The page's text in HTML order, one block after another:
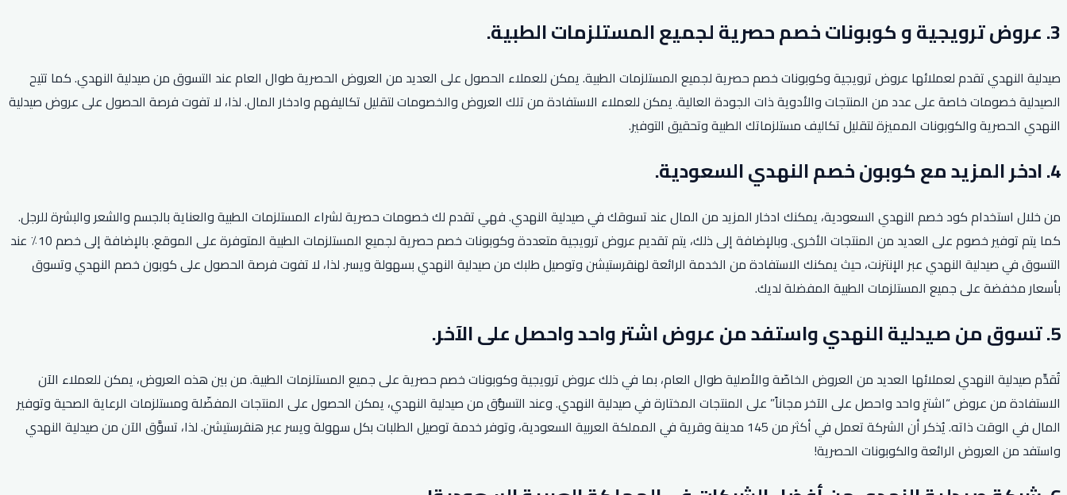
3. عروض ترويجية و كوبونات خصم حصرية لجميع المستلزمات الطبية.
صيدلية النهدي تقدم لعملائها عروض ترويجية وكوبونات خصم حصرية لجميع المستلزمات الطبية. يمكن للعملاء الحصول على العديد من العروض الحصرية طوال العام عند التسوق من صيدلية النهدي. كما تتيح
الصيدلية خصومات خاصة على عدد من المنتجات والأدوية ذات الجودة العالية. يمكن للعملاء الاستفادة من تلك العروض والخصومات لتقليل تكاليفهم وادخار المال. لذا، لا تفوت فرصة الحصول على عروض صيدلية
النهدي الحصرية والكوبونات المميزة لتقليل تكاليف مستلزماتك الطبية وتحقيق التوفير.
4. ادخر المزيد مع كوبون خصم النهدي السعودية.
من خلال استخدام كود خصم النهدي السعودية، يمكنك ادخار المزيد من المال عند تسوقك في صيدلية النهدي. فهي تقدم لك خصومات حصرية لشراء المستلزمات الطبية والعناية بالجسم والشعر والبشرة للرجل.
كما يتم توفير خصوم على العديد من المنتجات الأخرى. وبالإضافة إلى ذلك، يتم تقديم عروض ترويجية متعددة وكوبونات خصم حصرية لجميع المستلزمات الطبية المتوفرة على الموقع. بالإضافة إلى خصم 10٪ عند
التسوق في صيدلية النهدي عبر الإنترنت، حيث يمكنك الاستفادة من الخدمة الرائعة لهنقرستيشن وتوصيل طلبك من صيدلية النهدي بسهولة ويسر. لذا، لا تفوت فرصة الحصول على كوبون خصم النهدي وتسوق
بأسعار مخفضة على جميع المستلزمات الطبية المفضلة لديك.
5. تسوق من صيدلية النهدي واستفد من عروض اشتر واحد واحصل على الآخر.
تُقدِّم صيدلية النهدي لعملائها العديد من العروض الخاصّة والأصلية طوال العام، بما في ذلك عروض ترويجية وكوبونات خصم حصرية على جميع المستلزمات الطبية. من بين هذه العروض، يمكن للعملاء الآن
الاستفادة من عروض “اشترِ واحد واحصل على الآخر مجاناً” على المنتجات المختارة في صيدلية النهدي. وعند التسوُّق من صيدلية النهدي، يمكن الحصول على المنتجات المفضّلة ومستلزمات الرعاية الصحية وتوفير
المال في الوقت ذاته. يُذكر أن الشركة تعمل في أكثر من 145 مدينة وقرية في المملكة العربية السعودية، وتوفر خدمة توصيل الطلبات بكل سهولة ويسر عبر هنقرستيشن. لذا، تسوَّق الآن من صيدلية النهدي
واستفد من العروض الرائعة والكوبونات الحصرية!